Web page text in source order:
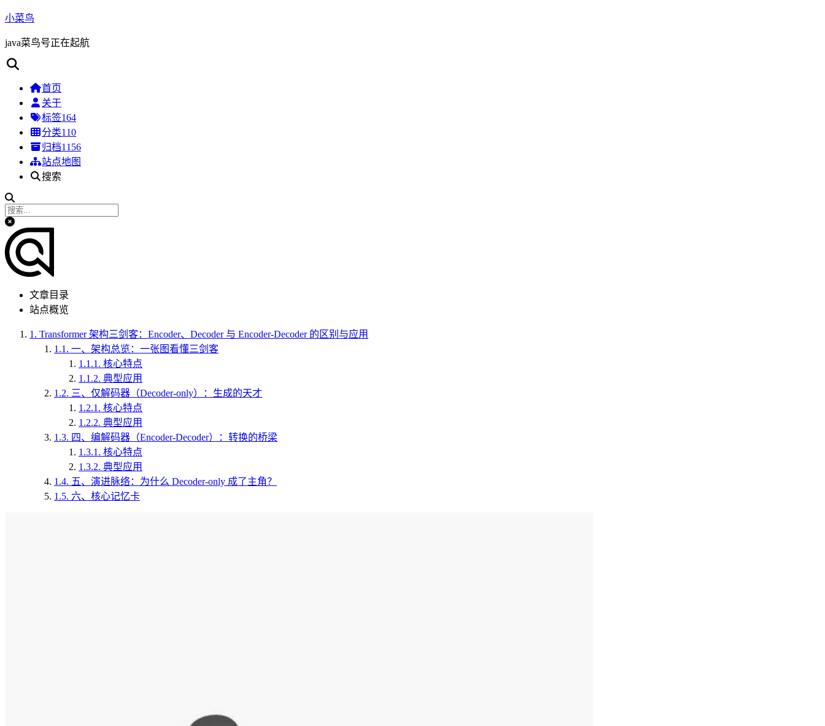
小菜鸟
java菜鸟号正在起航
首页
关于
标签164
分类110
归档1156
站点地图
搜索
文章目录
站点概览
1. Transformer 架构三剑客：Encoder、Decoder 与 Encoder-Decoder 的区别与应用
1.1. 一、架构总览：一张图看懂三剑客
1.1.1. 核心特点
1.1.2. 典型应用
1.2. 三、仅解码器（Decoder-only）：生成的天才
1.2.1. 核心特点
1.2.2. 典型应用
1.3. 四、编解码器（Encoder-Decoder）：转换的桥梁
1.3.1. 核心特点
1.3.2. 典型应用
1.4. 五、演进脉络：为什么 Decoder-only 成了主角？
1.5. 六、核心记忆卡